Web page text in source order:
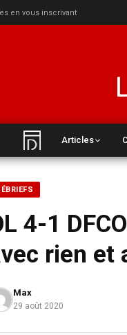
en vous inscrivant
Articles
4-1
rien et
Max
29 août 2020